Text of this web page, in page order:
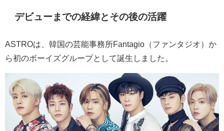
デビューまでの経緯とその後の活躍
ASTROは、韓国の芸能事務所Fantagio （ファンタジオ）か
ら初のボーイズグループとして誕生しました。